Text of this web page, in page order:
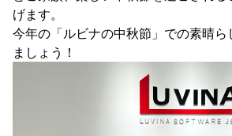
げます。
今年の「ルビナの中秋節」での素晴ら
ましょう！